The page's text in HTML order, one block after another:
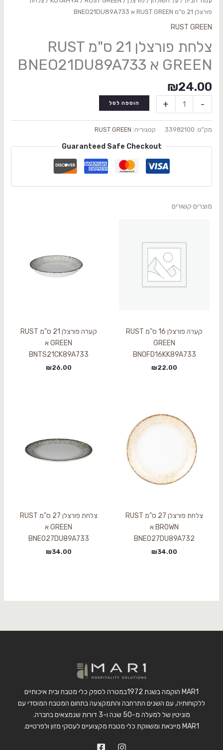
פורצלן 21 ס"מ RUST GREEN א BNEO21DU89A733
RUST GREEN
צלחת פורצלן 21 ס"מ RUST
GREEN א BNEO21DU89A733
₪24.00
-
+ הוספה לסל
מק"ט: 33982100 קטגוריה: RUST GREEN
Guaranteed Safe Checkout
מוצרים קשורים
קערה פורצלן 16 ס"מ RUST
GREEN
BNOFD16KK89A733
₪22.00
קערה פורצלן 21 ס"מ RUST
GREEN א
BNTS21CK89A733
₪26.00
צלחת פורצלן 27 ס"מ RUST
BROWN א
BNEO27DU89A732
₪34.00
צלחת פורצלן 27 ס"מ RUST
GREEN א
BNEO27DU89A733
₪34.00
MAR1 הוקמה בשנת 1972במטרה לספק כלי מטבח ובית איכותיים
ללקוחותיה, עם השנים התרחבה והתמקצעה בתחום המטבח המוסדי עם
מוניטין של למעלה מ-50 שנה ו-3 דורות שנמצאים בחברה.
MAR1 מייבאת ומשווקת כלי מטבח מקצועיים לעסקי מזון ולפרטיים.